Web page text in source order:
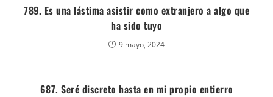
789. Es una lástima asistir como extranjero a algo que
ha sido tuyo
9 mayo, 2024
687. Seré discreto hasta en mi propio entierro